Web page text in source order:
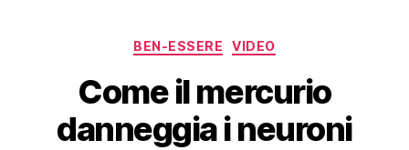
Categorie
BEN-ESSERE VIDEO
Come il mercurio
danneggia i neuroni